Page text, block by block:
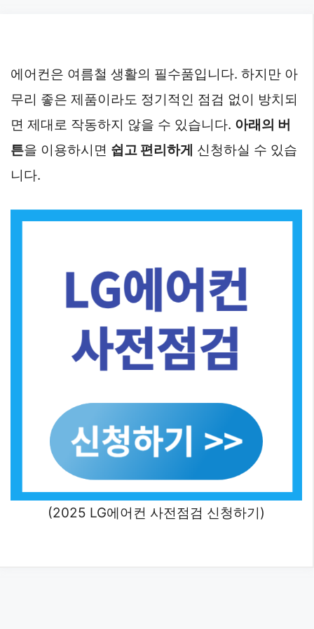
에어컨은 여름철 생활의 필수품입니다. 하지만 아
무리 좋은 제품이라도 정기적인 점검 없이 방치되
면 제대로 작동하지 않을 수 있습니다. 아래의 버
튼을 이용하시면 쉽고 편리하게 신청하실 수 있습
니다.
(2025 LG에어컨 사전점검 신청하기)